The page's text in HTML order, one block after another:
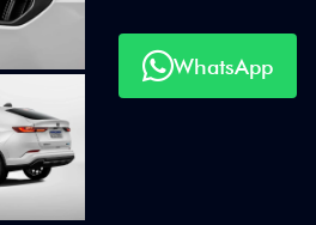
WhatsApp